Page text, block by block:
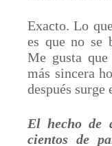
Exacto. Lo
es que no se
Me gusta
más sincera
después surge
El hecho de
cientos de